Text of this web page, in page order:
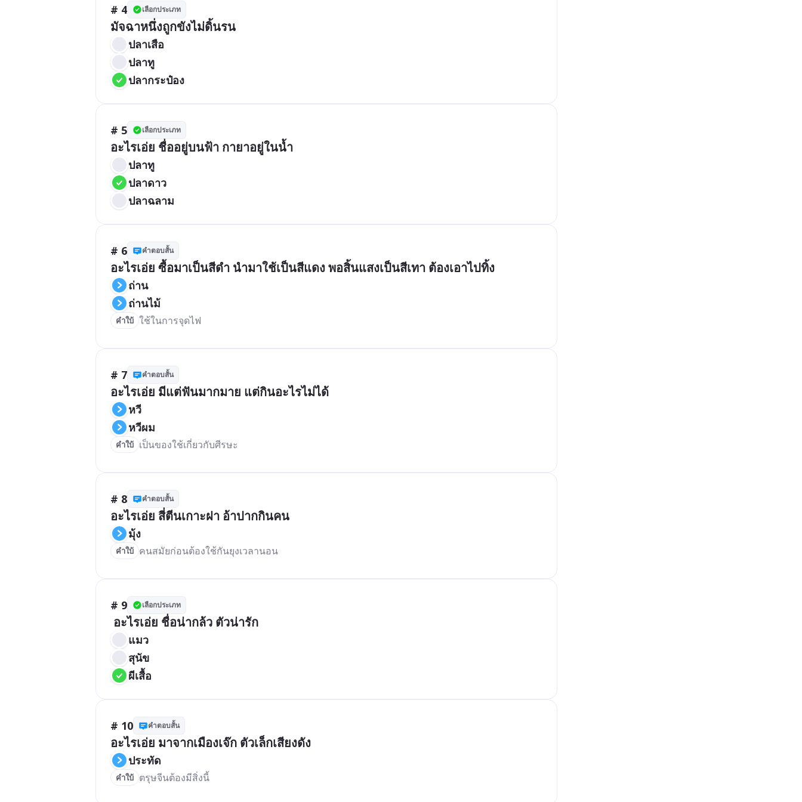
# 4 เลือกประเภท
มัจฉาหนึ่งถูกขังไม่ดิ้นรน
ปลาเสือ
ปลาทู
ปลากระป๋อง
# 5 เลือกประเภท
อะไรเอ่ย ชื่ออยู่บนฟ้า กายาอยู่ในน้ำ
ปลาทู
ปลาดาว
ปลาฉลาม
# 6 คำตอบสั้น
อะไรเอ่ย ซื้อมาเป็นสีดำ นำมาใช้เป็นสีแดง พอสิ้นแสงเป็นสีเทา ต้องเอาไปทิ้ง
ถ่าน
ถ่านไม้
คำใบ้ ใช้ในการจุดไฟ
# 7 คำตอบสั้น
อะไรเอ่ย มีแต่ฟันมากมาย แต่กินอะไรไม่ได้
หวี
หวีผม
คำใบ้ เป็นของใช้เกี่ยวกับศีรษะ
# 8 คำตอบสั้น
อะไรเอ่ย สี่ตีนเกาะฝา อ้าปากกินคน
มุ้ง
คำใบ้
# 9 เลือกประเภท
อะไรเอ่ย ชื่อน่ากล้ว ตัวน่ารัก
แมว
สุนัข
ผีเสื้อ
# 10 คำตอบสั้น
อะไรเอ่ย มาจากเมืองเจ๊ก ตัวเล็กเสียงดัง
ประทัด
คำใบ้ ตรุษจีนต้องมีสิ่งนี้